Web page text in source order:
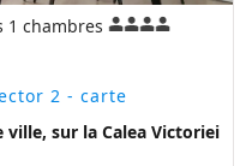
1 chambres
2 - carte
sur la Calea Victoriei